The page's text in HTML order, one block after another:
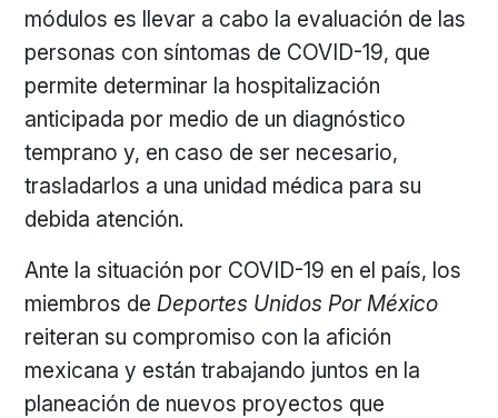
módulos es llevar a cabo la evaluación de las
personas con síntomas de COVID-19, que
permite determinar la hospitalización
anticipada por medio de un diagnóstico
temprano y, en caso de ser necesario,
trasladarlos a una unidad médica para su
debida atención.
Ante la situación por COVID-19 en el país, los
miembros deDeportes Unidos Por México
reiteran su compromiso con la afición
mexicana y están trabajando juntos en la
planeación de nuevos proyectos que